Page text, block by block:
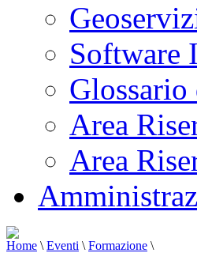
Software
Area
Area
Home \ Eventi \ Formazione \